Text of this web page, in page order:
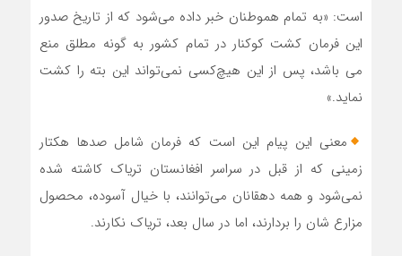
است: «به تمام هموطنان خبر داده می‌شود که از تاریخ صدور
این فرمان کشت کوکنار در تمام کشور به گونه مطلق منع
می باشد، پس از این هیچ‌کسی نمی‌تواند این بته را کشت
نماید.»
معنی این پیام این است که فرمان شامل صدها هکتار
زمینی که از قبل در سراسر افغانستان تریاک کاشته شده
نمی‌شود و همه دهقانان می‌توانند، با خیال آسوده، محصول
مزارع شان را بردارند، اما در سال بعد، تریاک نکارند.